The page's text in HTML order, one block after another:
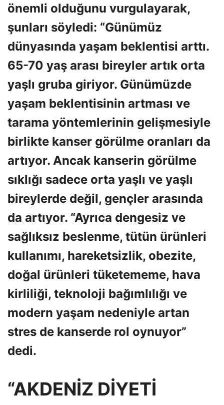
önemli olduğunu vurgulayarak,
şunları söyledi: “Günümüz
dünyasında yaşam beklentisi arttı.
65-70 yaş arası bireyler artık orta
yaşlı gruba giriyor. Günümüzde
yaşam beklentisinin artması ve
tarama yöntemlerinin gelişmesiyle
birlikte kanser görülme oranları da
artıyor. Ancak kanserin görülme
sıklığı sadece orta yaşlı ve yaşlı
bireylerde değil, gençler arasında
da artıyor. “Ayrıca dengesiz ve
sağlıksız beslenme, tütün ürünleri
kullanımı, hareketsizlik, obezite,
doğal ürünleri tüketememe, hava
kirliliği, teknoloji bağımlılığı ve
modern yaşam nedeniyle artan
stres de kanserde rol oynuyor”
dedi.
“AKDENİZ DİYETİ